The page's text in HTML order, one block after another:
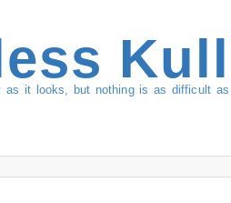
as it looks, but nothing is as difficult